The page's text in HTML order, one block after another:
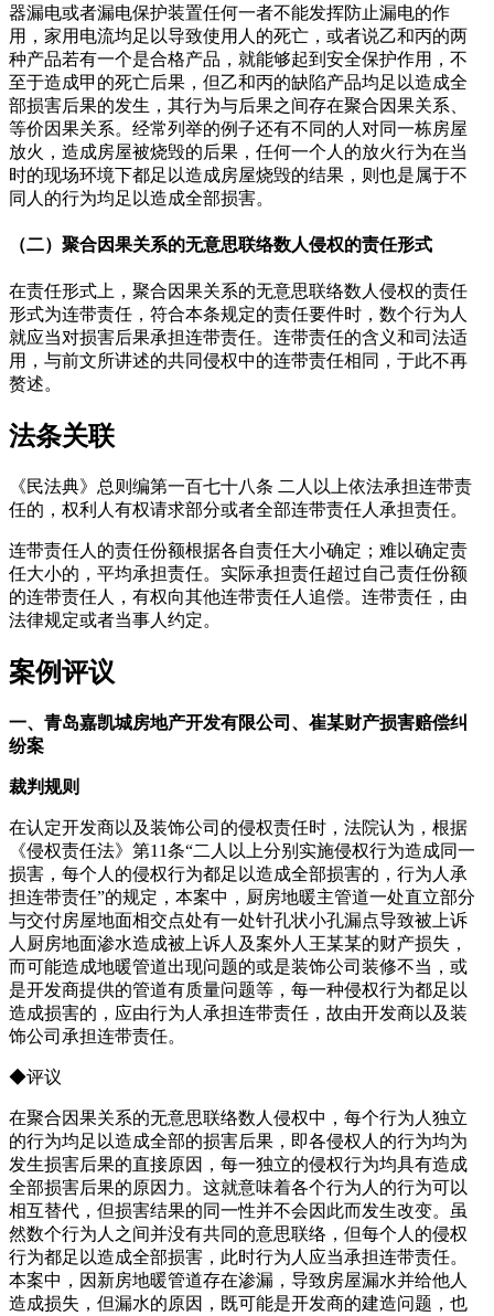
器漏电或者漏电保护装置任何一者不能发挥防止漏电的作
用，家用电流均足以导致使用人的死亡，或者说乙和丙的两
种产品若有一个是合格产品，就能够起到安全保护作用，不
至于造成甲的死亡后果，但乙和丙的缺陷产品均足以造成全
部损害后果的发生，其行为与后果之间存在聚合因果关系、
等价因果关系。经常列举的例子还有不同的人对同一栋房屋
放火，造成房屋被烧毁的后果，任何一个人的放火行为在当
时的现场环境下都足以造成房屋烧毁的结果，则也是属于不
同人的行为均足以造成全部损害。
（二）聚合因果关系的无意思联络数人侵权的责任形式
在责任形式上，聚合因果关系的无意思联络数人侵权的责任
形式为连带责任，符合本条规定的责任要件时，数个行为人
就应当对损害后果承担连带责任。连带责任的含义和司法适
用，与前文所讲述的共同侵权中的连带责任相同，于此不再
赘述。
法条关联
《民法典》总则编第一百七十八条 二人以上依法承担连带责
任的，权利人有权请求部分或者全部连带责任人承担责任。
连带责任人的责任份额根据各自责任大小确定；难以确定责
任大小的，平均承担责任。实际承担责任超过自己责任份额
的连带责任人，有权向其他连带责任人追偿。连带责任，由
法律规定或者当事人约定。
案例评议
一、青岛嘉凯城房地产开发有限公司、崔某财产损害赔偿纠
纷案
裁判规则
在认定开发商以及装饰公司的侵权责任时，法院认为，根据
《侵权责任法》第11条“二人以上分别实施侵权行为造成同一
损害，每个人的侵权行为都足以造成全部损害的，行为人承
担连带责任”的规定，本案中，厨房地暖主管道一处直立部分
与交付房屋地面相交点处有一处针孔状小孔漏点导致被上诉
人厨房地面渗水造成被上诉人及案外人王某某的财产损失，
而可能造成地暖管道出现问题的或是装饰公司装修不当，或
是开发商提供的管道有质量问题等，每一种侵权行为都足以
造成损害的，应由行为人承担连带责任，故由开发商以及装
饰公司承担连带责任。
◆评议
在聚合因果关系的无意思联络数人侵权中，每个行为人独立
的行为均足以造成全部的损害后果，即各侵权人的行为均为
发生损害后果的直接原因，每一独立的侵权行为均具有造成
全部损害后果的原因力。这就意味着各个行为人的行为可以
相互替代，但损害结果的同一性并不会因此而发生改变。虽
然数个行为人之间并没有共同的意思联络，但每个人的侵权
行为都足以造成全部损害，此时行为人应当承担连带责任。
本案中，因新房地暖管道存在渗漏，导致房屋漏水并给他人
造成损失，但漏水的原因，既可能是开发商的建造问题，也